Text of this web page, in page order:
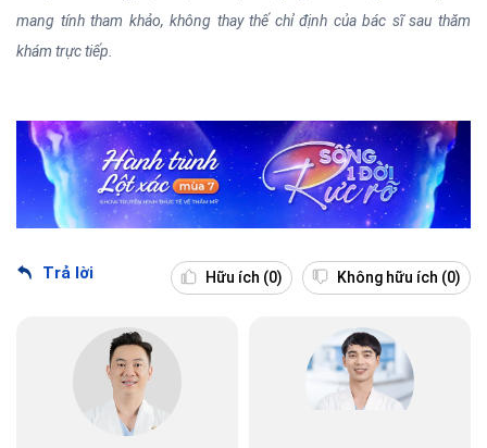
mang tính tham khảo, không thay thế chỉ định của bác sĩ sau thăm
khám trực tiếp.
Trả lời Hữu ích (0) Không hữu ích (0)